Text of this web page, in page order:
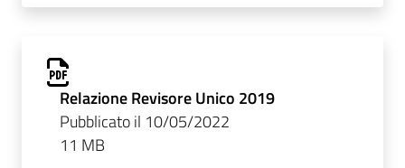
Relazione Revisore Unico 2019
Pubblicato il 10/05/2022
11 MB